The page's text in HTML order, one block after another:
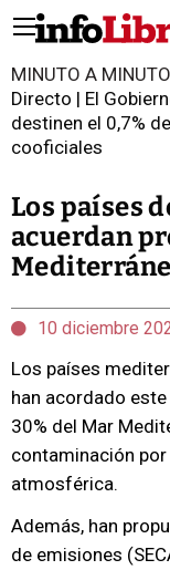
MINUTO A MINUTO
Directo | El
destinen el 0,7%
cooficiales
Los países
acuerdan
10 diciembre
Los países
han acordado
30% del Mar
contaminación
atmosférica.
Además, han
de emisiones